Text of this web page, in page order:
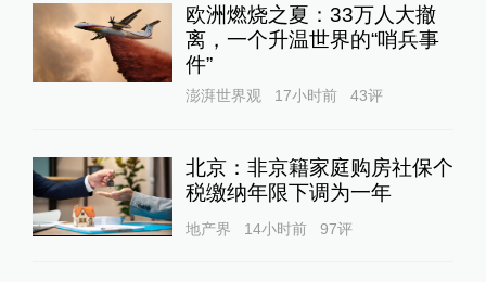
欧洲燃烧之夏：33万人大撤
离，一个升温世界的“哨兵事
件”
澎湃世界观 17小时前 43评
北京：非京籍家庭购房社保个
税缴纳年限下调为一年
地产界 14小时前 97评